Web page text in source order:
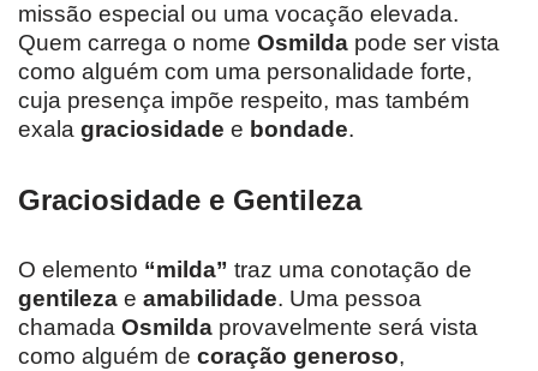
missão especial ou uma vocação elevada.
Quem carrega o nome Osmilda pode ser vista
como alguém com uma personalidade forte,
cuja presença impõe respeito, mas também
exala graciosidade e bondade.
Graciosidade e Gentileza
O elemento “milda” traz uma conotação de
gentileza e amabilidade. Uma pessoa
chamada Osmilda provavelmente será vista
como alguém de coração generoso,